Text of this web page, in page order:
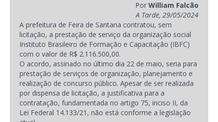
Por William Falcão
A Tarde, 29/05/2024
A prefeitura de Feira de Santana contratou, sem
licitação, a prestação de serviço da organização social
Instituto Brasileiro de Formação e Capacitação (IBFC)
com o valor de R$ 2.116.500,00.
O acordo, assinado no último dia 22 de maio, seria para
prestação de serviços de organização, planejamento e
realização de concurso público. Apesar de ser realizada
por dispensa de licitação, a justificativa para a
contratação, fundamentada no artigo 75, inciso II, da
Lei Federal 14.133/21, não está conforme a legislação